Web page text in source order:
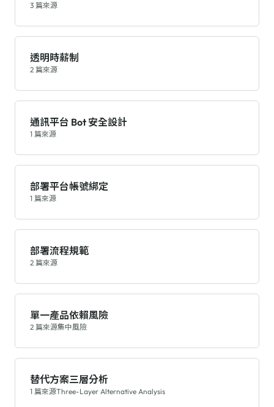
3 篇來源
透明時薪制
2 篇來源
通訊平台 Bot 安全設計
1 篇來源
部署平台帳號綁定
1 篇來源
部署流程規範
2 篇來源
單一產品依賴風險
2 篇來源集中風險
替代方案三層分析
1 篇來源Three-Layer Alternative Analysis